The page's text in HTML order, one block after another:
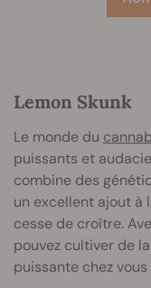
Lemon Skunk
Le monde du
puissants et
combine des
un excellent ajout à
cesse de croître.
pouvez cultiver de
puissante chez